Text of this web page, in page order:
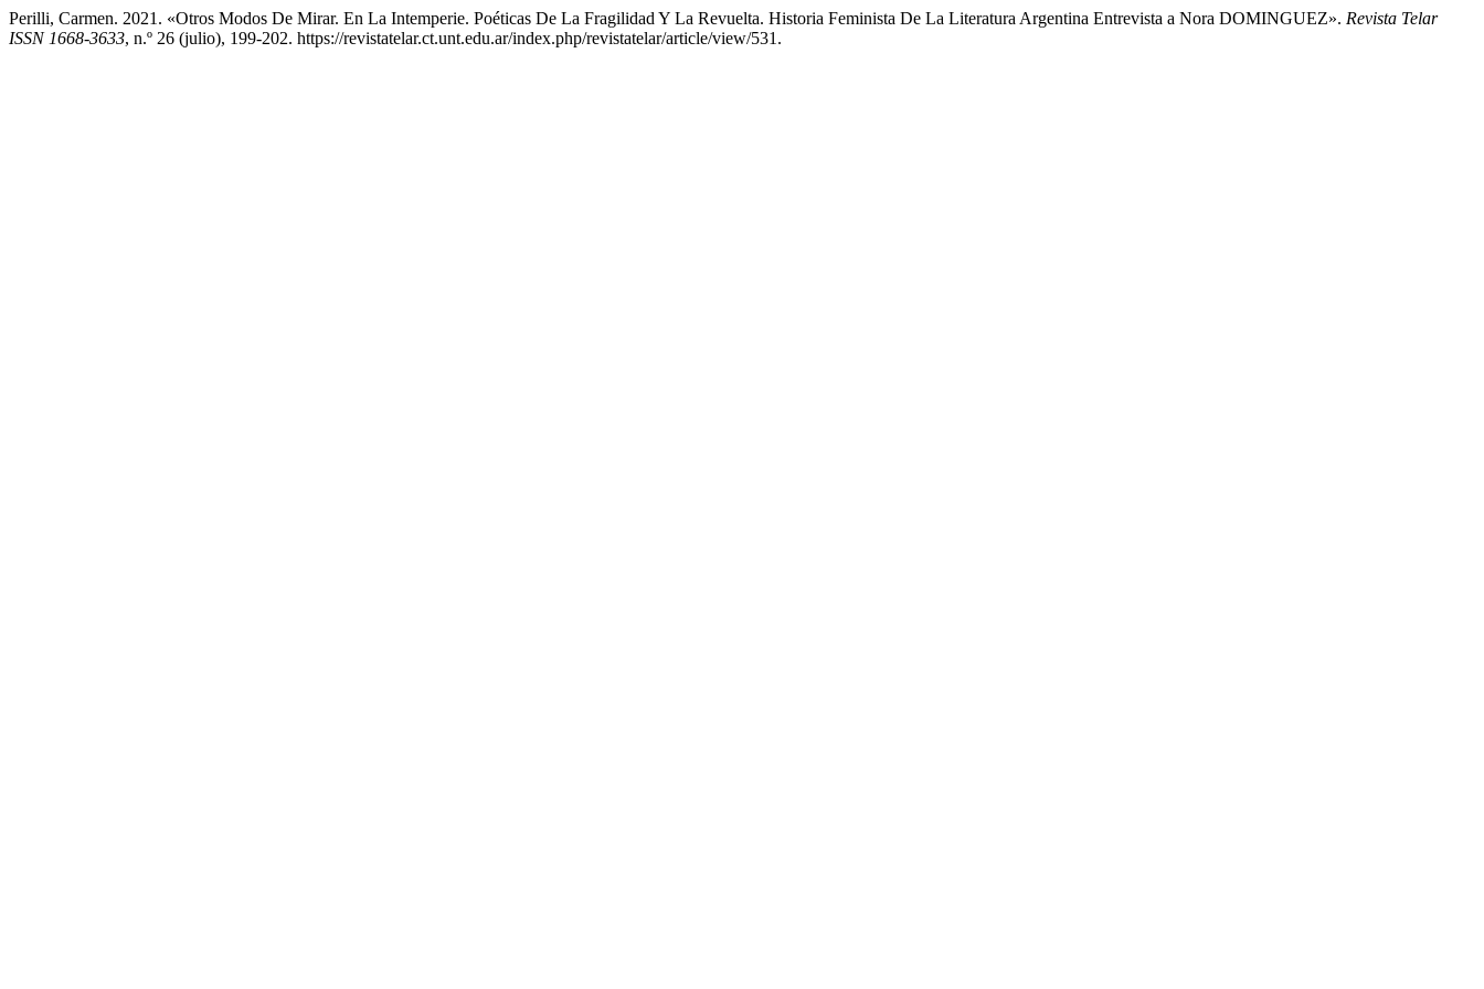
Perilli, Carmen. 2021. «Otros Modos De Mirar. En La Intemperie. Poéticas De La Fragilidad Y La Revuelta. Historia Feminista De La Literatura Argentina Entrevista a Nora DOMINGUEZ». Revista Telar
ISSN 1668-3633, n.º 26 (julio), 199-202. https://revistatelar.ct.unt.edu.ar/index.php/revistatelar/article/view/531.